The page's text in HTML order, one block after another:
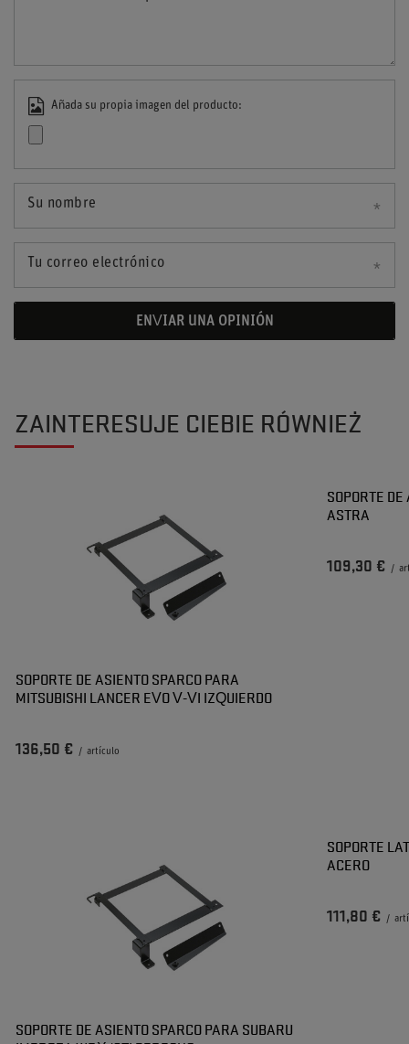
Añada su propia imagen del producto:
Su nombre
Tu correo electrónico
ENVIAR UNA OPINIÓN
ZAINTERESUJE CIEBIE RÓWNIEŻ
SOPORTE DE ASIENTO SPARCO PARA
MITSUBISHI LANCER EVO V-VI IZQUIERDO
136,50 € / artículo
SOPORTE
ASTRA
109,30 € /
SOPORTE DE ASIENTO SPARCO PARA SUBARU
SOPORTE
ACERO
111,80 € /